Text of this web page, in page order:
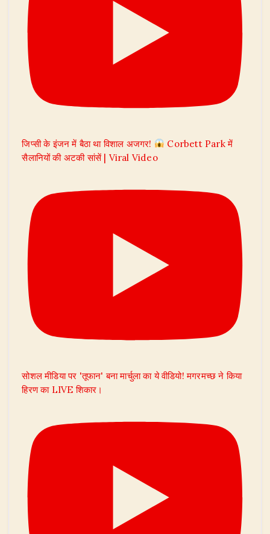
जिप्सी के इंजन में बैठा था विशाल अजगर!
Corbett Park में
सैलानियों की अटकी सांसें | Viral Video
सोशल मीडिया पर 'तूफान' बना मार्चुला का ये वीडियो! मगरमच्छ ने किया
हिरण का LIVE शिकार।